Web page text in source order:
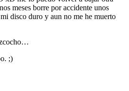
meses borre por accidente unos
disco duro y aun no me he muerto
;)